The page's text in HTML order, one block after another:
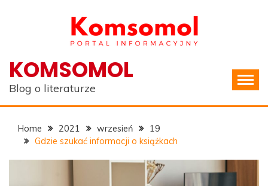
KOMSOMOL
Blog o literaturze
Home 2021 wrzesień
19
Gdzie szukać informacji o książkach